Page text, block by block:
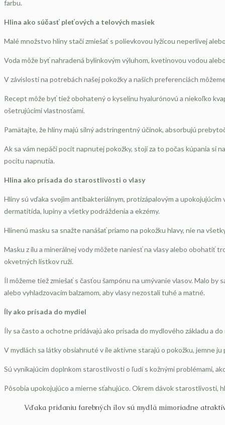
farbu.
Hlina ako súčasť pleťových a telových masiek
Malé množstvo hliny stačí zmiešať s polievkovou lyžicou neperlivej
Voda môže byť nahradená bylinkovým výluhom, kvetinovou vodou
V závislosti na potrebách našej pokožky a našich preferenciách
Recept môže byť tiež obohatený o kyselinu hyalurónovú a niekoľko
ošetrujúcimi vlastnosťami.
Pamätajte, že hliny majú silný adstringentný účinok, absorbujú
Ak sa vám nepáči pocit napnutej pokožky, stojí za to počas kúpania si
pocitu napnutia.
Hlina ako prísada do starostlivosti o vlasy
Hliny sú vďaka svojim antibakteriálnym, protizápalovým a
dermatitída, lupiny a všetky podráždenia a ekzémy.
Hlinenú masku sa snažte nanášať priamo na pokožku hlavy, nie na
Masku z ílu a minerálnej vody môžete naniesť na vlasy alebo obohatiť
okvetných lístkov ruží.
Íl môžeme tiež zmiešať s časťou šampónu na umývanie vlasov. Malo
alebo vyhladzovacím balzamom, aby vlasy nezostali tuhé a matné.
Íly ako prísada do mydiel
Íly sa často a ochotne pridávajú ako prísada do mydlového základu a
V mydlách sa látky obsiahnuté v íle aktívne starajú o pokožku, jemne ju
Sú vynikajúcim doplnkom starostlivosti o ľudí s kožnými problémami,
Pôsobia upokojujúco a mierne sťahujúco. Okrem dávok starostlivosti,
Vďaka pridaniu farebných ílov sú mydlá mimoriadne